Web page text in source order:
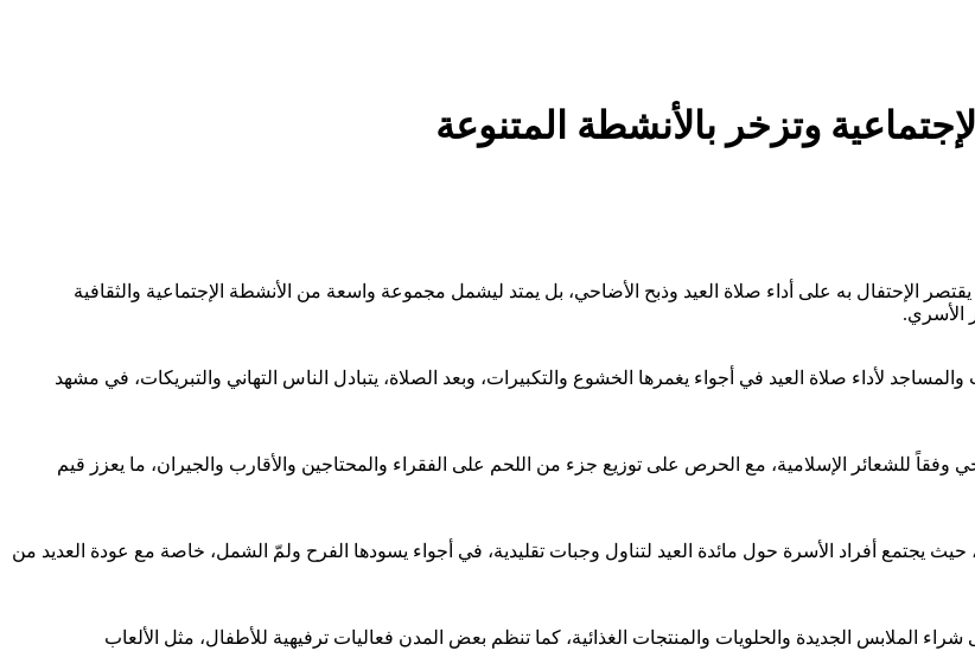
وتزخر بالأنشطة المتنوعة
الإحتفال به على أداء صلاة العيد وذبح الأضاحي، بل يمتد ليشمل مجموعة واسعة من الأنشطة الإجتماعية والثقافية
الأسري.
لأداء صلاة العيد في أجواء يغمرها الخشوع والتكبيرات، وبعد الصلاة، يتبادل الناس التهاني والتبريكات، في مشهد
للشعائر الإسلامية، مع الحرص على توزيع جزء من اللحم على الفقراء والمحتاجين والأقارب والجيران، ما يعزز قيم
حيث يجتمع أفراد الأسرة حول مائدة العيد لتناول وجبات تقليدية، في أجواء يسودها الفرح ولمّ الشمل، خاصة مع عودة العديد من
الملابس الجديدة والحلويات والمنتجات الغذائية، كما تنظم بعض المدن فعاليات ترفيهية للأطفال، مثل الألعاب